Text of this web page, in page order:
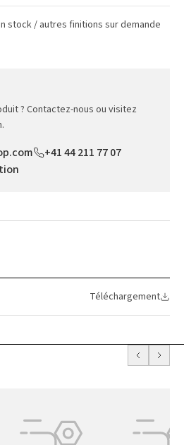
stock / autres finitions sur demande
? Contactez-nous ou visitez
+41 44 211 77 07
Téléchargement